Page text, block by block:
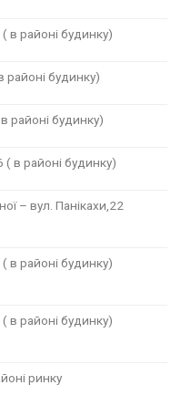
в районі будинку)
будинку)
районі будинку)
в районі будинку)
– вул. Панікахи,22
в районі будинку)
в районі будинку)
ринку